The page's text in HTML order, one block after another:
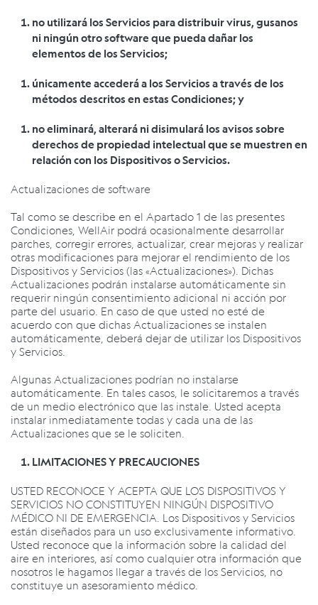
no utilizará los Servicios para distribuir virus, gusanos
ni ningún otro software que pueda dañar los
elementos de los Servicios;
únicamente accederá a los Servicios a través de los
métodos descritos en estas Condiciones; y
no eliminará, alterará ni disimulará los avisos sobre
derechos de propiedad intelectual que se muestren en
relación con los Dispositivos o Servicios.
Actualizaciones de software
Tal como se describe en el Apartado 1 de las presentes
Condiciones, WellAir podrá ocasionalmente desarrollar
parches, corregir errores, actualizar, crear mejoras y realizar
otras modificaciones para mejorar el rendimiento de los
Dispositivos y Servicios (las «Actualizaciones»). Dichas
Actualizaciones podrán instalarse automáticamente sin
requerir ningún consentimiento adicional ni acción por
parte del usuario. En caso de que usted no esté de
acuerdo con que dichas Actualizaciones se instalen
automáticamente, deberá dejar de utilizar los Dispositivos
y Servicios.
Algunas Actualizaciones podrían no instalarse
automáticamente. En tales casos, le solicitaremos a través
de un medio electrónico que las instale. Usted acepta
instalar inmediatamente todas y cada una de las
Actualizaciones que se le soliciten.
LIMITACIONES Y PRECAUCIONES
USTED RECONOCE Y ACEPTA QUE LOS DISPOSITIVOS Y
SERVICIOS NO CONSTITUYEN NINGÚN DISPOSITIVO
MÉDICO NI DE EMERGENCIA. Los Dispositivos y Servicios
están diseñados para un uso exclusivamente informativo.
Usted reconoce que la información sobre la calidad del
aire en interiores, así como cualquier otra información que
nosotros le hagamos llegar a través de los Servicios, no
constituye un asesoramiento médico.